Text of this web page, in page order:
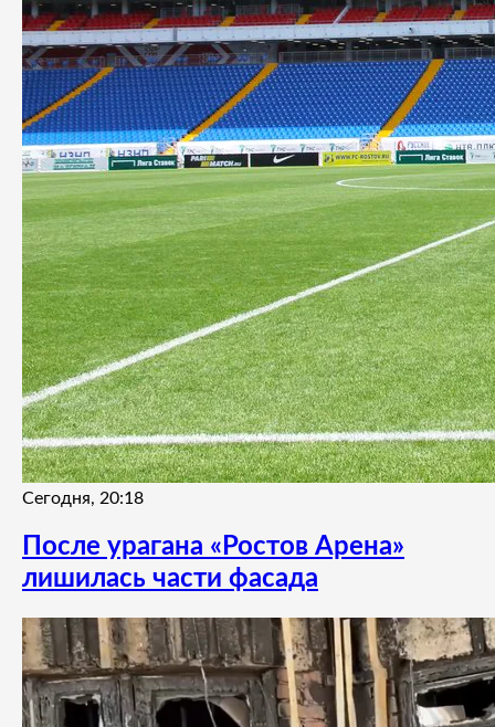
Сегодня, 20:18
После урагана «Ростов Арена»
лишилась части фасада